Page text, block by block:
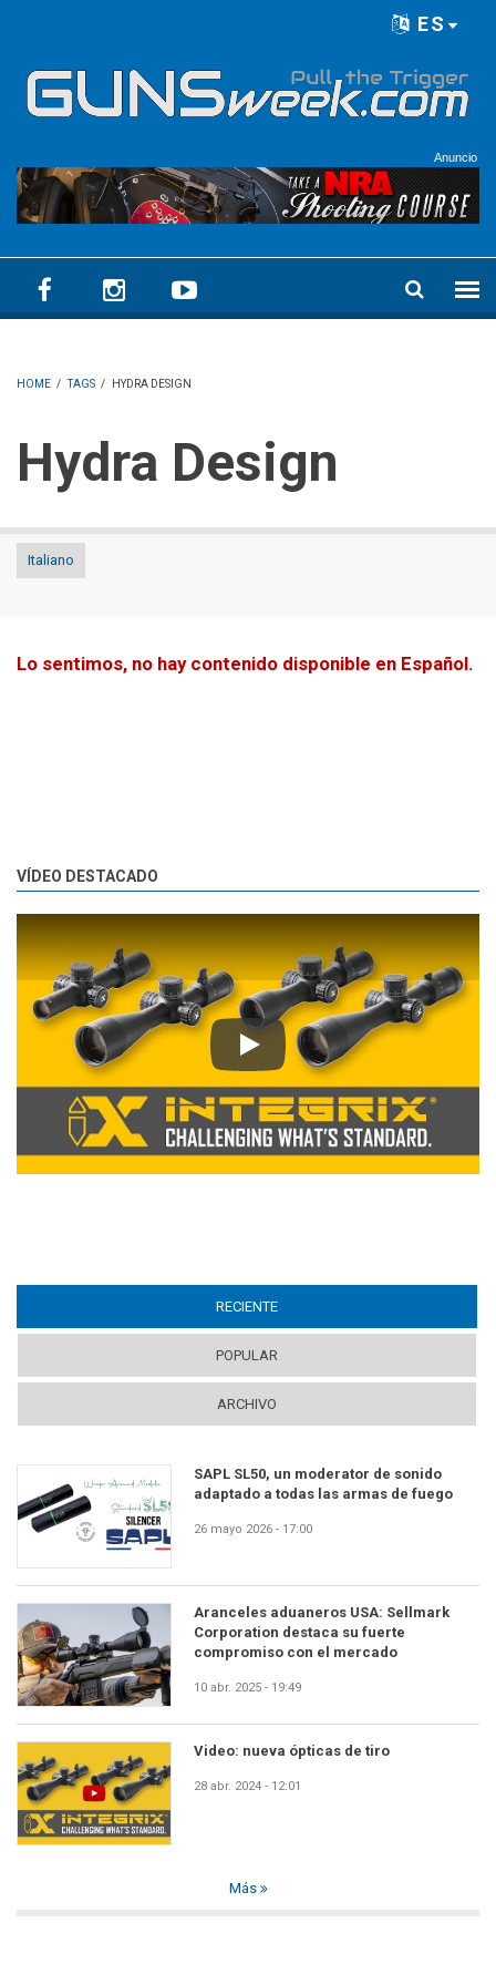
ES
Anuncio
HOME / TAGS / HYDRA DESIGN
Hydra Design
Italiano
Lo sentimos, no hay contenido disponible en Español.
VÍDEO DESTACADO
Play
RECIENTE
POPULAR
ARCHIVO
SAPL SL50, un moderator de sonido
adaptado a todas las armas de fuego
26 mayo 2026 - 17:00
Aranceles aduaneros USA: Sellmark
Corporation destaca su fuerte
compromiso con el mercado
10 abr. 2025 - 19:49
Video: nueva ópticas de tiro
28 abr. 2024 - 12:01
Más